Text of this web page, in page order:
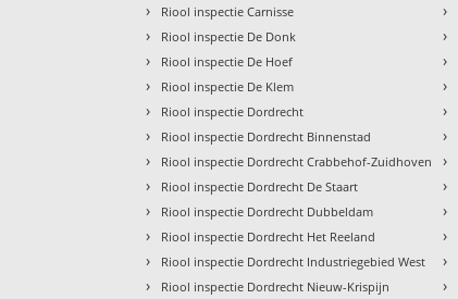
› Riool inspectie Carnisse
› Riool inspectie De Donk
› Riool inspectie De Hoef
› Riool inspectie De Klem
› Riool inspectie Dordrecht
› Riool inspectie Dordrecht Binnenstad
› Riool inspectie Dordrecht Crabbehof-Zuidhoven
› Riool inspectie Dordrecht De Staart
› Riool inspectie Dordrecht Dubbeldam
› Riool inspectie Dordrecht Het Reeland
› Riool inspectie Dordrecht Industriegebied West
› Riool inspectie Dordrecht Nieuw-Krispijn
›
›
›
›
›
›
›
›
›
›
›
›